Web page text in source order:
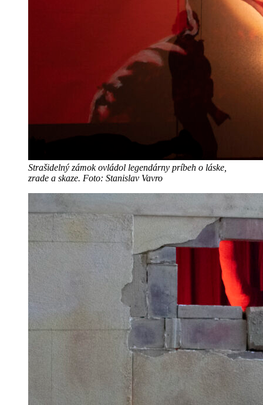
Strašidelný zámok ovládol legendárny príbeh o láske,
zrade a skaze. Foto: Stanislav Vavro